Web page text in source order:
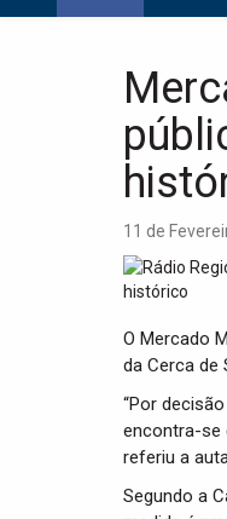
11 de
O Mercado
da Cerca de
“Por
encontra-se
referiu a
Segundo a